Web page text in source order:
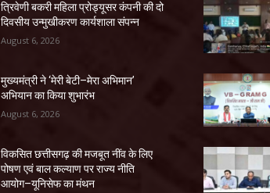
त्रिवेणी बकरी महिला प्रोड्यूसर कंपनी की दो
दिवसीय उन्मुखीकरण कार्यशाला संपन्न
August 6, 2026
मुख्यमंत्री ने ‘मेरी बेटी–मेरा अभिमान’
अभियान का किया शुभारंभ
August 6, 2026
विकसित छत्तीसगढ़ की मजबूत नींव के लिए
पोषण एवं बाल कल्याण पर राज्य नीति
आयोग–यूनिसेफ का मंथन